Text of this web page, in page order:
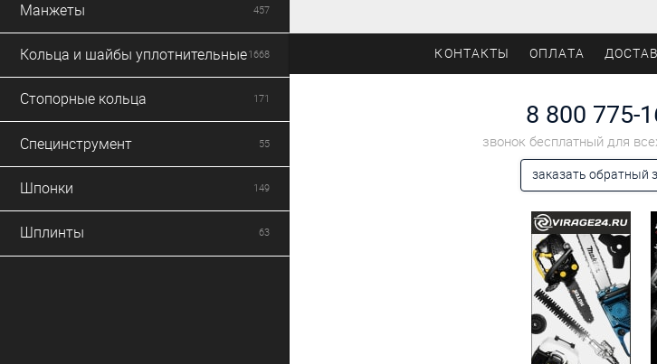
Манжеты 457
Кольца и шайбы уплотнительные1668
Стопорные кольца 171
Специнструмент 55
Шпонки 149
Шплинты 63
КОНТАКТЫ ОПЛАТА
8 800 775-
звонок бесплатный для
заказать обратный